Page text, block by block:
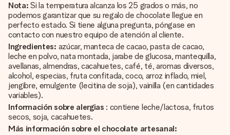
Nota: Si la temperatura alcanza los 25 grados o más, no
podemos garantizar que su regalo de chocolate llegue en
perfecto estado. Si tiene alguna pregunta, póngase en
contacto con nuestro equipo de atención al cliente.
Ingredientes: azúcar, manteca de cacao, pasta de cacao,
leche en polvo, nata montada, jarabe de glucosa, mantequilla,
avellanas, almendras, cacahuetes, café, té, aromas diversos,
alcohol, especias, fruta confitada, coco, arroz inflado, miel,
jengibre, emulgente (lecitina de soja), vainilla (en cantidades
variables).
Información sobre alergias : contiene leche/lactosa, frutos
secos, soja, cacahuetes.
Más información sobre el chocolate artesanal: